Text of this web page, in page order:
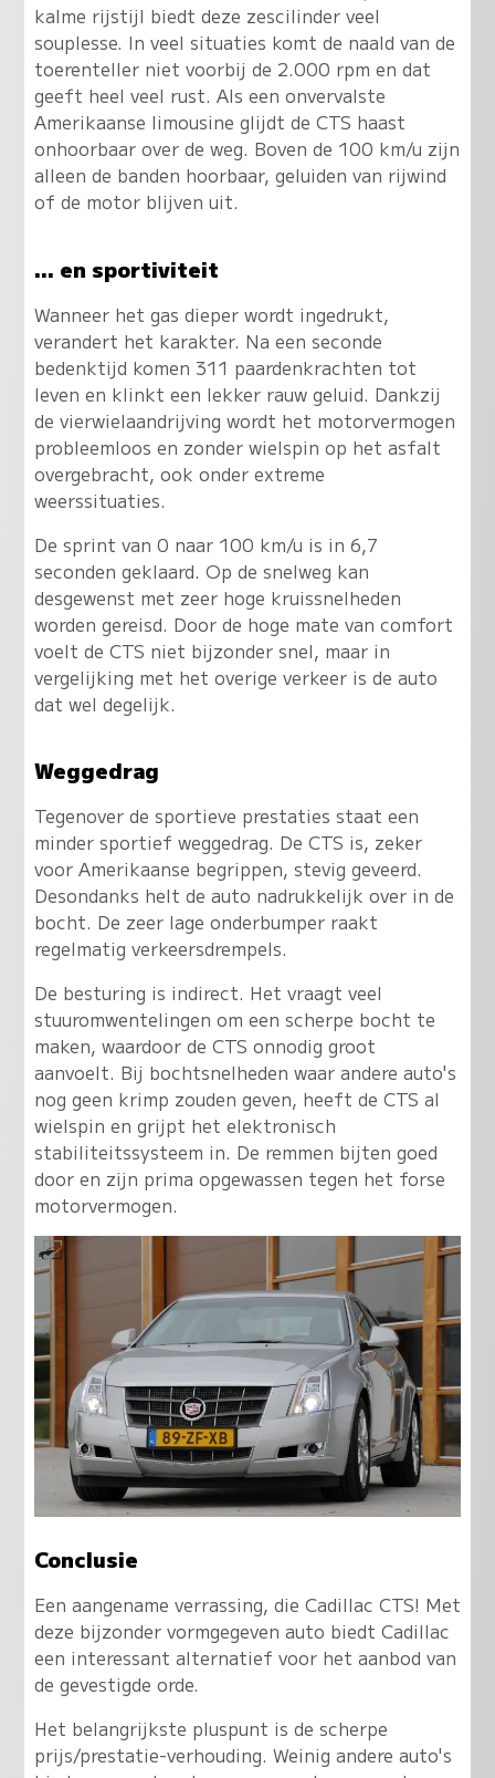
kalme rijstijl biedt deze zescilinder veel
souplesse. In veel situaties komt de naald van de
toerenteller niet voorbij de 2.000 rpm en dat
geeft heel veel rust. Als een onvervalste
Amerikaanse limousine glijdt de CTS haast
onhoorbaar over de weg. Boven de 100 km/u zijn
alleen de banden hoorbaar, geluiden van rijwind
of de motor blijven uit.
... en sportiviteit
Wanneer het gas dieper wordt ingedrukt,
verandert het karakter. Na een seconde
bedenktijd komen 311 paardenkrachten tot
leven en klinkt een lekker rauw geluid. Dankzij
de vierwielaandrijving wordt het motorvermogen
probleemloos en zonder wielspin op het asfalt
overgebracht, ook onder extreme
weerssituaties.
De sprint van 0 naar 100 km/u is in 6,7
seconden geklaard. Op de snelweg kan
desgewenst met zeer hoge kruissnelheden
worden gereisd. Door de hoge mate van comfort
voelt de CTS niet bijzonder snel, maar in
vergelijking met het overige verkeer is de auto
dat wel degelijk.
Weggedrag
Tegenover de sportieve prestaties staat een
minder sportief weggedrag. De CTS is, zeker
voor Amerikaanse begrippen, stevig geveerd.
Desondanks helt de auto nadrukkelijk over in de
bocht. De zeer lage onderbumper raakt
regelmatig verkeersdrempels.
De besturing is indirect. Het vraagt veel
stuuromwentelingen om een scherpe bocht te
maken, waardoor de CTS onnodig groot
aanvoelt. Bij bochtsnelheden waar andere auto's
nog geen krimp zouden geven, heeft de CTS al
wielspin en grijpt het elektronisch
stabiliteitssysteem in. De remmen bijten goed
door en zijn prima opgewassen tegen het forse
motorvermogen.
Conclusie
Een aangename verrassing, die Cadillac CTS! Met
deze bijzonder vormgegeven auto biedt Cadillac
een interessant alternatief voor het aanbod van
de gevestigde orde.
Het belangrijkste pluspunt is de scherpe
prijs/prestatie-verhouding. Weinig andere auto's